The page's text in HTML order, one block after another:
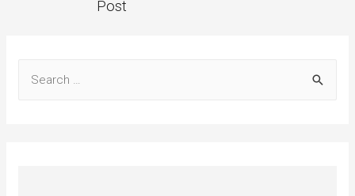
Post